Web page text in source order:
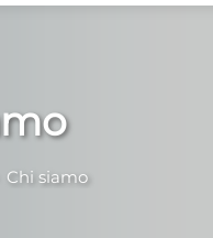
Chi siamo